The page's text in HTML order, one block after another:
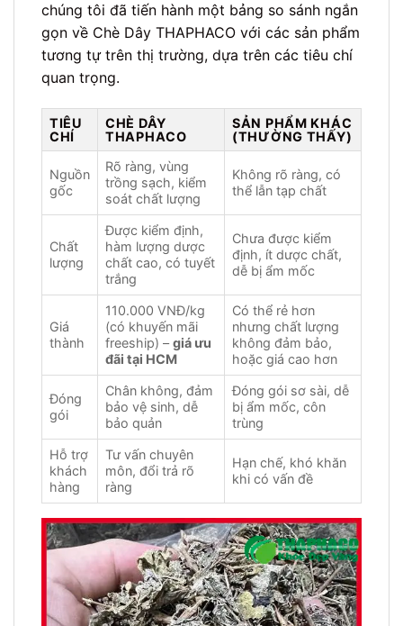
chúng tôi đã tiến hành một bảng so sánh ngắn
gọn về Chè Dây THAPHACO với các sản phẩm
tương tự trên thị trường, dựa trên các tiêu chí
quan trọng.
TIÊU
CHÍ
CHÈ DÂY
THAPHACO
SẢN PHẨM KHÁC
(THƯỜNG THẤY)
Nguồn
gốc
Rõ ràng, vùng
trồng sạch, kiểm
soát chất lượng
Không rõ ràng, có
thể lẫn tạp chất
Chất
lượng
Được kiểm định,
hàm lượng dược
chất cao, có tuyết
trắng
Chưa được kiểm
định, ít dược chất,
dễ bị ẩm mốc
Giá
thành
110.000 VNĐ/kg
(có khuyến mãi
freeship) –giá ưu
đãi tại HCM
Có thể rẻ hơn
nhưng chất lượng
không đảm bảo,
hoặc giá cao hơn
Đóng
gói
Chân không, đảm
bảo vệ sinh, dễ
bảo quản
Đóng gói sơ sài, dễ
bị ẩm mốc, côn
trùng
Hỗ trợ
khách
hàng
Tư vấn chuyên
môn, đổi trả rõ
ràng
Hạn chế, khó khăn
khi có vấn đề